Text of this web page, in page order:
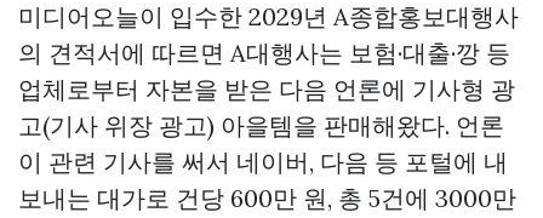
미디어오늘이 입수한 2029년 A종합홍보대행사
의 견적서에 따르면 A대행사는 보험·대출·깡 등
업체로부터 자본을 받은 다음 언론에 기사형 광
고(기사 위장 광고) 아을템을 판매해왔다. 언론
이 관련 기사를 써서 네이버, 다음 등 포털에 내
보내는 대가로 건당 600만 원, 총 5건에 3000만